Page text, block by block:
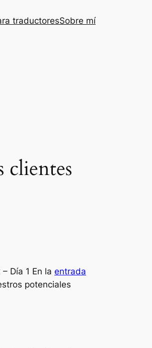
traductoresSobre mí
Día 1 En la entrada
potenciales